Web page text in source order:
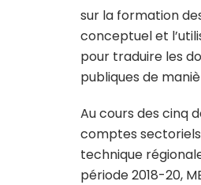
sur la formation
conceptuel et
pour traduire les
publiques de
Au cours des cinq
comptes sectoriels
technique
période 2018-20,